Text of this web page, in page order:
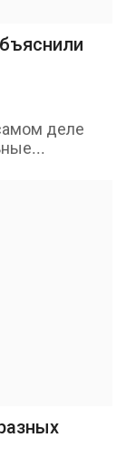
деле